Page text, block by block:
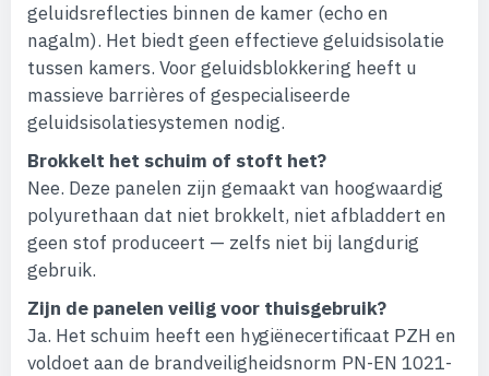
geluidsreflecties binnen de kamer (echo en
nagalm). Het biedt geen effectieve geluidsisolatie
tussen kamers. Voor geluidsblokkering heeft u
massieve barrières of gespecialiseerde
geluidsisolatiesystemen nodig.
Brokkelt het schuim of stoft het?
Nee. Deze panelen zijn gemaakt van hoogwaardig
polyurethaan dat niet brokkelt, niet afbladdert en
geen stof produceert — zelfs niet bij langdurig
gebruik.
Zijn de panelen veilig voor thuisgebruik?
Ja. Het schuim heeft een hygiënecertificaat PZH en
voldoet aan de brandveiligheidsnorm PN-EN 1021-